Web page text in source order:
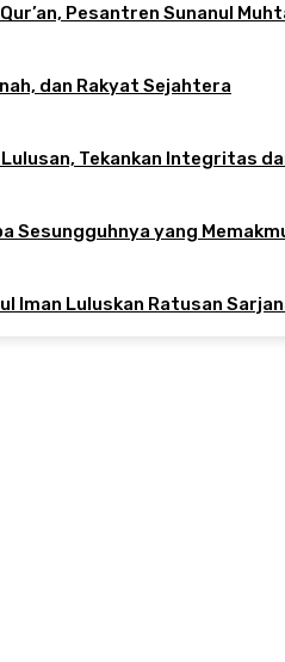
Pesantren Sunanul
dan Rakyat Sejahtera
Lulusan, Tekankan Integritas
Sesungguhnya yang
Iman Luluskan Ratusan